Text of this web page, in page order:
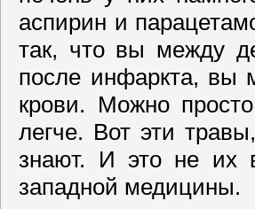
аспирин и
так, что вы между
после инфаркта, вы
крови. Можно
легче. Вот эти
знают. И это не их
западной медицины.